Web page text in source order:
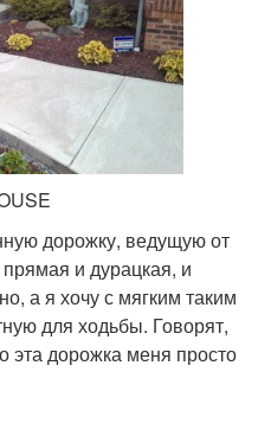
дорожку, ведущую от
и дурацкая, и
а я хочу с мягким таким
для ходьбы. Говорят,
эта дорожка меня просто